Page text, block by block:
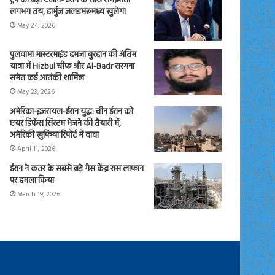
लगभग तय, हार्मुज जलडमरूमध्य खुलेगा
May 24, 2026
पुलवामा मास्टरमाइंड हमजा बुरहान की अंतिम
यात्रा में Hizbul चीफ और Al-Badr सरगना
समेत कई आतंकी शामिल
May 23, 2026
अमेरिका-इजरायल-ईरान युद्ध: चीन ईरान को
एयर डिफेंस सिस्टम भेजने की तैयारी में,
अमेरिकी खुफिया रिपोर्ट में दावा
April 11, 2026
ईरान ने कतर के सबसे बड़े गैस केंद्र रास लाफान
पर हमला किया
March 19, 2026